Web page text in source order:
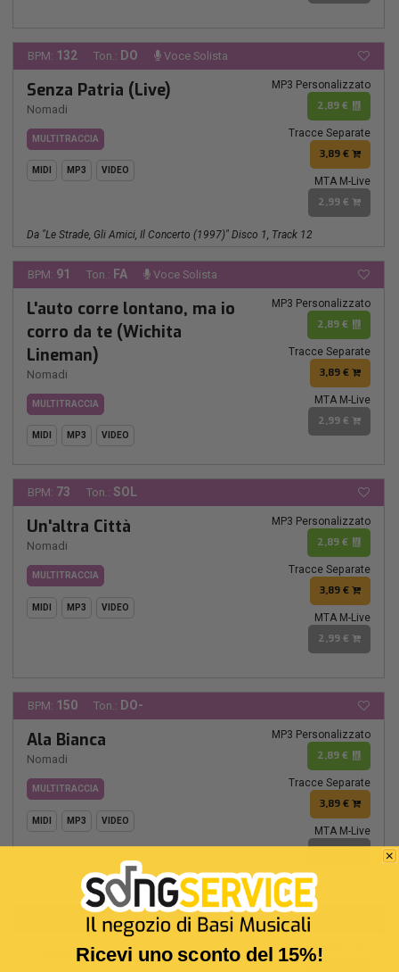
BPM: 132 Ton.: DO Voce Solista
Senza Patria (Live)
Nomadi
MULTITRACCIA
MIDI MP3 VIDEO
MP3 Personalizzato
2,89 €
Tracce Separate
3,89 €
MTA M-Live
2,99 €
Da "Le Strade, Gli Amici, Il Concerto (1997)" Disco 1, Track 12
BPM: 91 Ton.: FA Voce Solista
L'auto corre lontano, ma io
corro da te (Wichita
Lineman)
Nomadi
MULTITRACCIA
MIDI MP3 VIDEO
MP3 Personalizzato
2,89 €
Tracce Separate
3,89 €
MTA M-Live
2,99 €
BPM: 73 Ton.: SOL
Un'altra Città
Nomadi
MULTITRACCIA
MIDI MP3 VIDEO
MP3 Personalizzato
2,89 €
Tracce Separate
3,89 €
MTA M-Live
2,99 €
BPM: 150 Ton.: DO-
Ala Bianca
Nomadi
MULTITRACCIA
MIDI MP3 VIDEO
MP3 Personalizzato
2,89 €
Tracce Separate
3,89 €
MTA M-Live
Ton.: RE-
I ragazzi dell'olivo MP3 Personalizzato
Ricevi uno sconto del 15%!